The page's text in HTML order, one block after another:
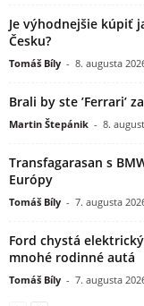
Je výhodnejšie kúpiť
Česku?
Tomáš Bíly - 8. augusta
Brali by ste ’Ferrari’
Martin Štepánik - 8.
Transfagarasan s
Európy
Tomáš Bíly - 7. augusta
Ford chystá
mnohé rodinné autá
Tomáš Bíly - 7. augusta